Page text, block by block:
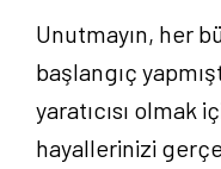
Unutmayın, her
başlangıç
yaratıcısı olmak
hayallerinizi